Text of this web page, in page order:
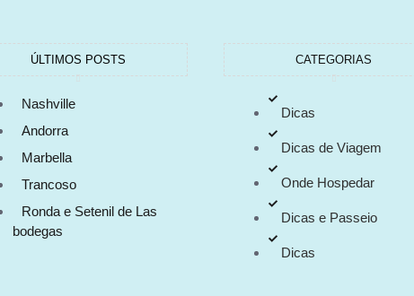
ÚLTIMOS POSTS
Nashville
Andorra
Marbella
Trancoso
Ronda e Setenil de Las
bodegas
CATEGORIAS
Dicas
Dicas de Viagem
Onde Hospedar
Dicas e Passeio
Dicas